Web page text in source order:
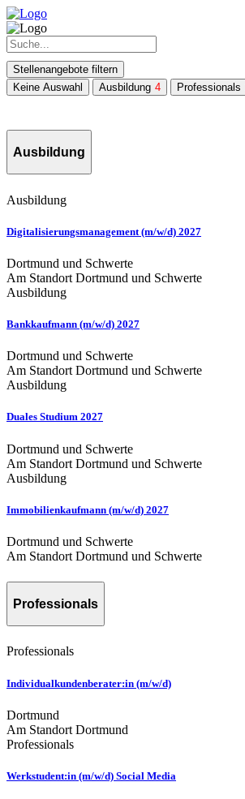
Stellenangebote filtern
Keine Auswahl
Ausbildung 4 Professionals
Ausbildung
Ausbildung
Digitalisierungsmanagement (m/w/d) 2027
Dortmund und Schwerte
Am Standort Dortmund und Schwerte
Ausbildung
Bankkaufmann (m/w/d) 2027
Dortmund und Schwerte
Am Standort Dortmund und Schwerte
Ausbildung
Duales Studium 2027
Dortmund und Schwerte
Am Standort Dortmund und Schwerte
Ausbildung
Immobilienkaufmann (m/w/d) 2027
Dortmund und Schwerte
Am Standort Dortmund und Schwerte
Professionals
Professionals
Individualkundenberater:in (m/w/d)
Dortmund
Am Standort Dortmund
Professionals
Werkstudent:in (m/w/d) Social Media